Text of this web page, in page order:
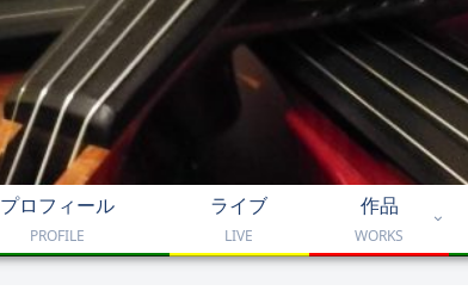
プロフィール
PROFILE
ライブ
LIVE
作品
WORKS